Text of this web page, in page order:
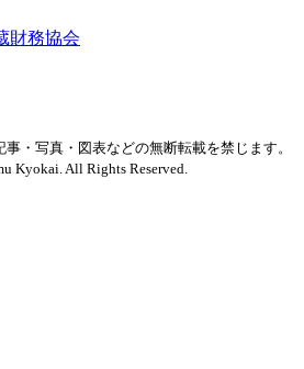
財務協会
・写真・図表などの無断転載を禁じます。
Kyokai. All Rights Reserved.